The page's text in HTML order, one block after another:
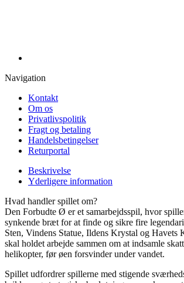
Navigation
Kontakt
Om os
Privatlivspolitik
Fragt og betaling
Handelsbetingelser
Returportal
Beskrivelse
Yderligere information
Hvad handler spillet om?
Den Forbudte Ø er et samarbejdsspil, hvor
synkende bræt for at finde og sikre fire
Sten, Vindens Statue, Ildens Krystal og Havets
skal holdet arbejde sammen om at indsamle
helikopter, før øen forsvinder under vandet.
Spillet udfordrer spillerne med stigende